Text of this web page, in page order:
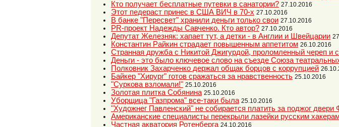
Кто получает бесплатные путевки в санатории? 27.10.2016
Этот педераст принес в США ВИЧ в 70-х 27.10.2016
В банке "Пересвет" хранили деньги только свои 27.10.2016
PR-проект Надежды Савченко. Кто автор? 27.10.2016
Депутат Железняк: хапает тут, а детки - в Англии и Швейцарии
Константин Райкин страдает повышенным аппетитом 26.10.2016
Странная дружба с Никитой Джигурдой, проломленный череп и
Деньги - это было ключевое слово на съезде Союза
Полковник Захарченко держал общак борцов с коррупцией
Байкер "Хирург" готов сражаться за нравственность 25.10.2016
"Суркова взломали!" 25.10.2016
Золотая плитка Собянина 25.10.2016
Уборщица "Газпрома" все-таки была 25.10.2016
"Художнег Павленский" не собирается платить за поджог двери
Американские специалисты перекрыли лазейки русским
Частная акватория Ротенберга 24.10.2016